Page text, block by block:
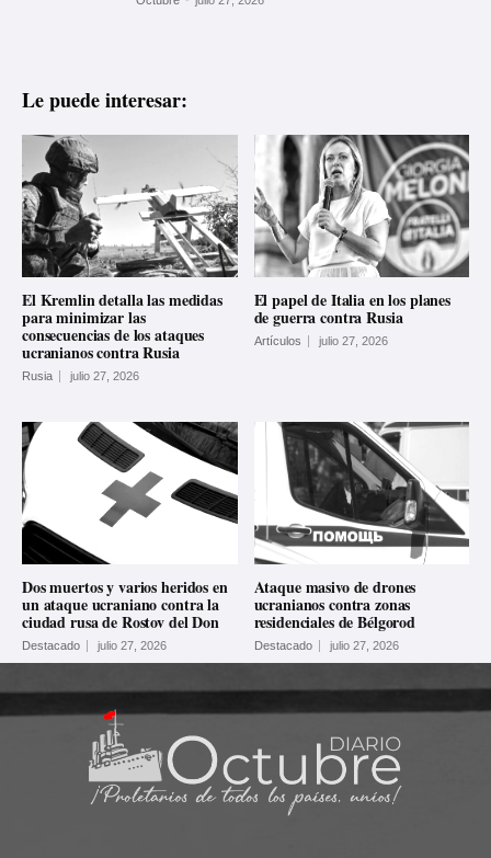
Le puede interesar:
El Kremlin detalla las medidas
para minimizar las
consecuencias de los ataques
ucranianos contra Rusia
Rusia julio 27, 2026
El papel de Italia en los planes
de guerra contra Rusia
Artículos julio 27, 2026
Dos muertos y varios heridos en
un ataque ucraniano contra la
ciudad rusa de Rostov del Don
Destacado julio 27, 2026
Ataque masivo de drones
ucranianos contra zonas
residenciales de Bélgorod
Destacado julio 27, 2026